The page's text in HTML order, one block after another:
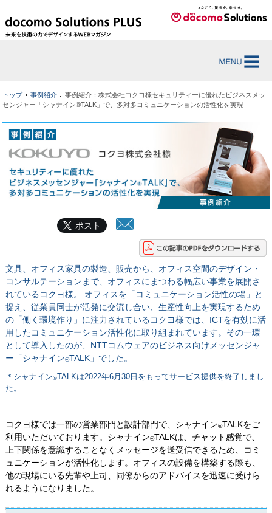
トップ 事例紹介
事例紹介：株式会社コクヨ様セキュリティーに優れたビジネスメッ
センジャー「シャナイン®TALK」で、多対多コミュニケーションの活性化を実現
ポスト
文具、オフィス家具の製造、販売から、オフィス空間のデザイン・
コンサルテーションまで、オフィスにまつわる幅広い事業を展開さ
れているコクヨ様。 オフィスを「コミュニケーション活性の場」と
捉え、従業員同士が活発に交流し合い、生産性向上を実現するため
の「働く環境作り」に注力されているコクヨ様では、ICTを有効に活
用したコミュニケーション活性化に取り組まれています。その一環
として導入したのが、NTTコムウェアのビジネス向けメッセンジャ
ー「シャナイン®TALK」でした。
＊シャナイン®TALKは2022年6月30日をもってサービス提供を終了しまし
た。
コクヨ様では一部の営業部門と設計部門で、シャナイン®TALKをご
利用いただいております。シャナイン®TALKは、チャット感覚で、
上下関係を意識することなくメッセージを送受信できるため、コミ
ュニケーションが活性化します。オフィスの設備を構築する際も、
他の現場にいる先輩や上司、同僚からのアドバイスを迅速に受けら
れるようになりました。